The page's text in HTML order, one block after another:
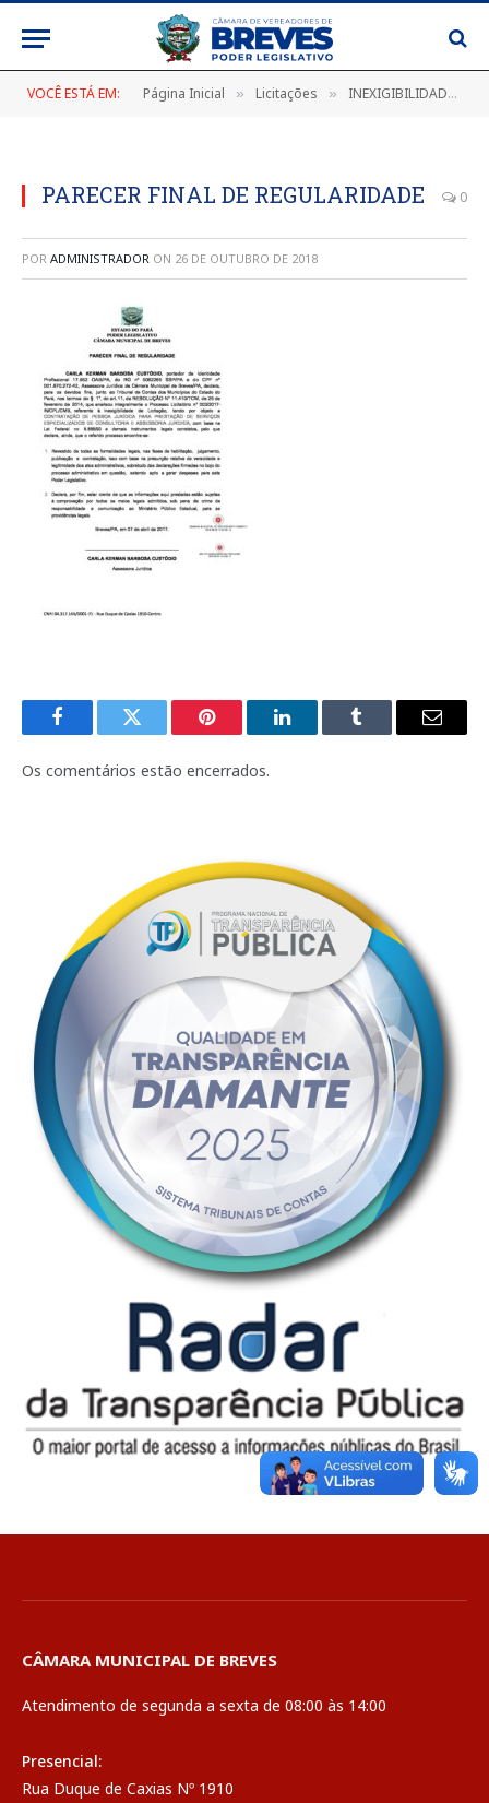
VOCÊ ESTÁ EM: Página Inicial » Licitações » INEXIGIBILIDADE Nº 003/2017
PARECER FINAL DE REGULARIDADE 0
POR ADMINISTRADOR ON 26 DE OUTUBRO DE 2018
FacebookTwitter Pinterest LinkedInTumblr
E-
Os comentários estão encerrados.
CÂMARA MUNICIPAL DE BREVES
Atendimento de segunda a sexta de 08:00 às 14:00
Presencial:
Rua Duque de Caxias Nº 1910